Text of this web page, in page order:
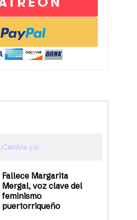
¡Cambia ya!
Fallece Margarita
Mergal, voz clave del
feminismo
puertorriqueño